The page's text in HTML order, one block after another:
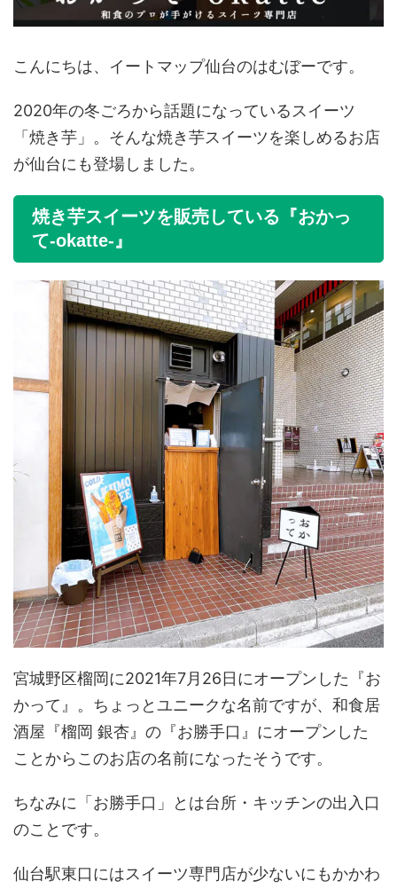
こんにちは、イートマップ仙台のはむぼーです。
2020年の冬ごろから話題になっているスイーツ
「焼き芋」。そんな焼き芋スイーツを楽しめるお店
が仙台にも登場しました。
焼き芋スイーツを販売している『おかっ
て‐okatte‐』
宮城野区榴岡に2021年7月26日にオープンした『お
かって』。ちょっとユニークな名前ですが、和食居
酒屋『榴岡 銀杏』の『お勝手口』にオープンした
ことからこのお店の名前になったそうです。
ちなみに「お勝手口」とは台所・キッチンの出入口
のことです。
仙台駅東口にはスイーツ専門店が少ないにもかかわ